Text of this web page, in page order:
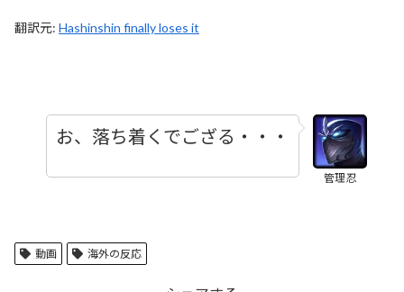
翻訳元: Hashinshin finally loses it
管理忍
お、落ち着くでござる・・・
動画 海外の反応